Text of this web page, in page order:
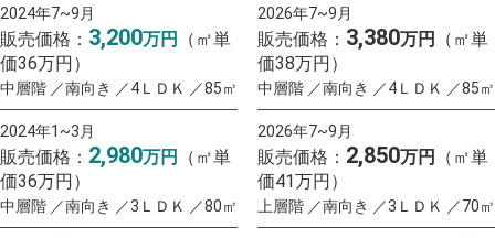
2024年7~9月
販売価格： 3,200万円
（㎡単
価36万円）
中層階 ／南向き ／4ＬＤＫ ／85㎡
2024年1~3月
販売価格： 2,980万円
（㎡単
価36万円）
中層階 ／南向き ／3ＬＤＫ ／80㎡
2026年7~9月
販売価格： 3,380万円
（㎡単
価38万円）
中層階 ／南向き ／4ＬＤＫ ／85㎡
2026年7~9月
販売価格： 2,850万円
（㎡単
価41万円）
上層階 ／南向き ／3ＬＤＫ ／70㎡